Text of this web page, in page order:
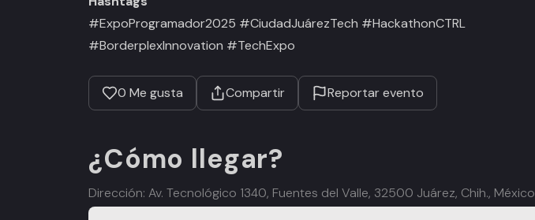
#ExpoProgramador2025 #CiudadJuárezTech #HackathonCTRL
#BorderplexInnovation #TechExpo
0 Me gusta Compartir Reportar evento
¿Cómo llegar?
Dirección: Av. Tecnológico 1340, Fuentes del Valle, 32500 Juárez, Chih., México